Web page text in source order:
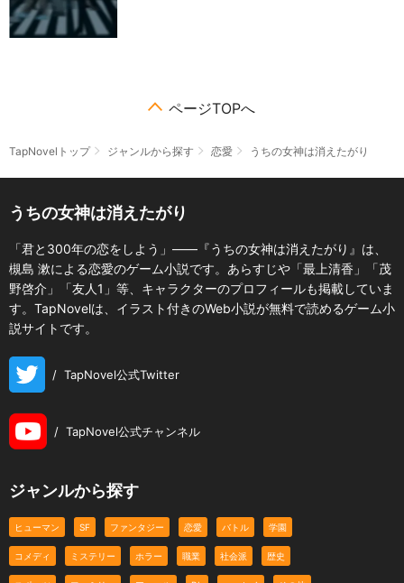
ページTOPへ
TapNovelトップ ジャンルから探す 恋愛 うちの女神は消えたがり
うちの女神は消えたがり
「君と300年の恋をしよう」――『うちの女神は消えたがり』は、
槻島 漱による恋愛のゲーム小説です。あらすじや「最上清香」「茂
野啓介」「友人1」等、キャラクターのプロフィールも掲載していま
す。TapNovelは、イラスト付きのWeb小説が無料で読めるゲーム小
説サイトです。
/ TapNovel公式Twitter
/ TapNovel公式チャンネル
ジャンルから探す
ヒューマン SF ファンタジー 恋愛 バトル 学園
コメディ ミステリー ホラー 職業 社会派 歴史